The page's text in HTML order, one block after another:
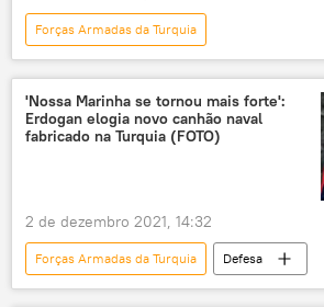
Forças Armadas da Turquia
Panorama internacional
Turquia
Exército da Turquia
Marinha da Turquia
operação militar
Síria
'Nossa Marinha se tornou mais forte':
Erdogan elogia novo canhão naval
fabricado na Turquia (FOTO)
2 de dezembro 2021, 14:32
Forças Armadas da Turquia
Defesa
Turquia
Recep Tayyip Erdogan